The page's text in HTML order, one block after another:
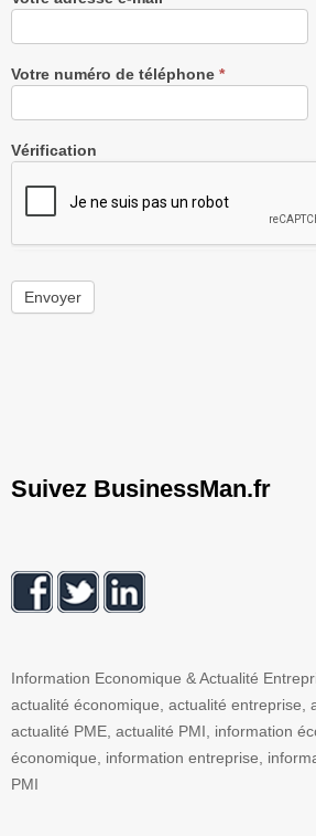
Votre numéro de téléphone *
Vérification
Envoyer
Suivez BusinessMan.fr
Information Economique & Actualité
actualité économique, actualité entreprise,
actualité PME, actualité PMI, information
économique, information entreprise,
PMI